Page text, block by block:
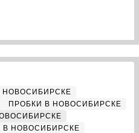
НОВОСИБИРСКЕ
ПРОБКИ В НОВОСИБИРСКЕ
В НОВОСИБИРСКЕ